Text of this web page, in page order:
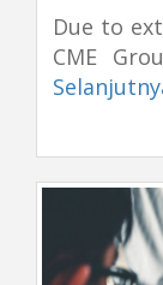
Due to
CME